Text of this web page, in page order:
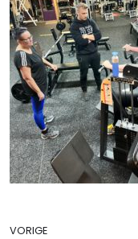
VORIGE